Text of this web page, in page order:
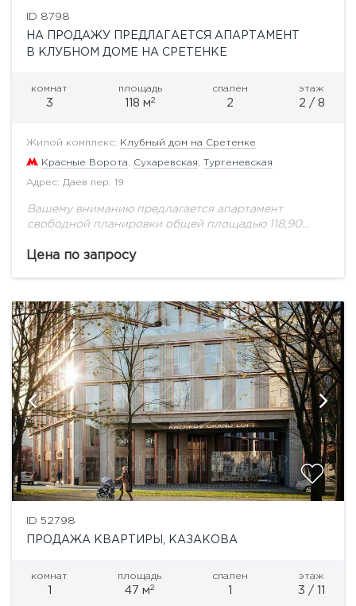
ID 8798
НА ПРОДАЖУ ПРЕДЛАГАЕТСЯ АПАРТАМЕНТ
В КЛУБНОМ ДОМЕ НА СРЕТЕНКЕ
комнат
3
площадь
118 м2
спален
2
этаж
2 / 8
Жилой комплекс: Клубный дом на Сретенке
Красные Ворота Сухаревская Тургеневская
Адрес: Даев пер. 19
Вашему вниманию предлагается апартамент
свободной планировки общей площадью 118,90
традиций прошлого, комплекс апартаментов
Цена по запросу
ID 52798
ПРОДАЖА КВАРТИРЫ, КАЗАКОВА
комнат
1
площадь
47 м2
спален
1
этаж
3 / 11